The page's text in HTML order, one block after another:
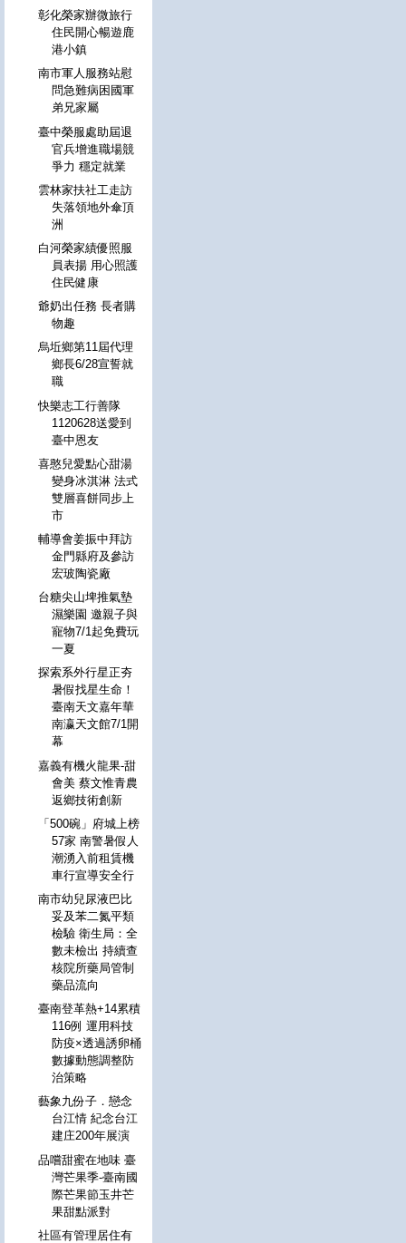
彰化榮家辦微旅行
住民開心暢遊鹿
港小鎮
南市軍人服務站慰
問急難病困國軍
弟兄家屬
臺中榮服處助屆退
官兵增進職場競
爭力 穩定就業
雲林家扶社工走訪
失落領地外傘頂
洲
白河榮家績優照服
員表揚 用心照護
住民健康
爺奶出任務 長者購
物趣
烏坵鄉第11屆代理
鄉長6/28宣誓就
職
快樂志工行善隊
1120628送愛到
臺中恩友
喜憨兒愛點心甜湯
變身冰淇淋 法式
雙層喜餅同步上
市
輔導會姜振中拜訪
金門縣府及參訪
宏玻陶瓷廠
台糖尖山埤推氣墊
濕樂園 邀親子與
寵物7/1起免費玩
一夏
探索系外行星正夯
暑假找星生命！
臺南天文嘉年華
南瀛天文館7/1開
幕
嘉義有機火龍果-甜
會美 蔡文惟青農
返鄉技術創新
「500碗」府城上榜
57家 南警暑假人
潮湧入前租賃機
車行宣導安全行
南市幼兒尿液巴比
妥及苯二氮平類
檢驗 衛生局：全
數未檢出 持續查
核院所藥局管制
藥品流向
臺南登革熱+14累積
116例 運用科技
防疫×透過誘卵桶
數據動態調整防
治策略
藝象九份子．戀念
台江情 紀念台江
建庄200年展演
品嚐甜蜜在地味 臺
灣芒果季-臺南國
際芒果節玉井芒
果甜點派對
社區有管理居住有